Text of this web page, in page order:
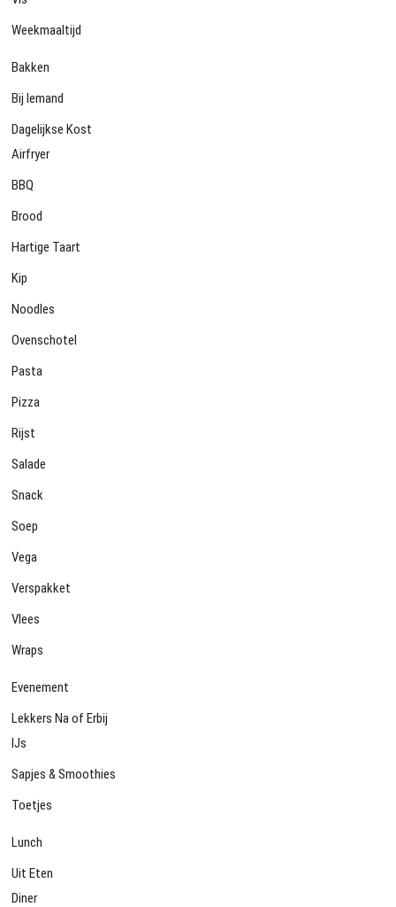
Weekmaaltijd
Bakken
Bij Iemand
Dagelijkse Kost
Airfryer
BBQ
Brood
Hartige Taart
Kip
Noodles
Ovenschotel
Pasta
Pizza
Rijst
Salade
Snack
Soep
Vega
Verspakket
Vlees
Wraps
Evenement
Lekkers Na of Erbij
IJs
Sapjes & Smoothies
Toetjes
Lunch
Uit Eten
Diner